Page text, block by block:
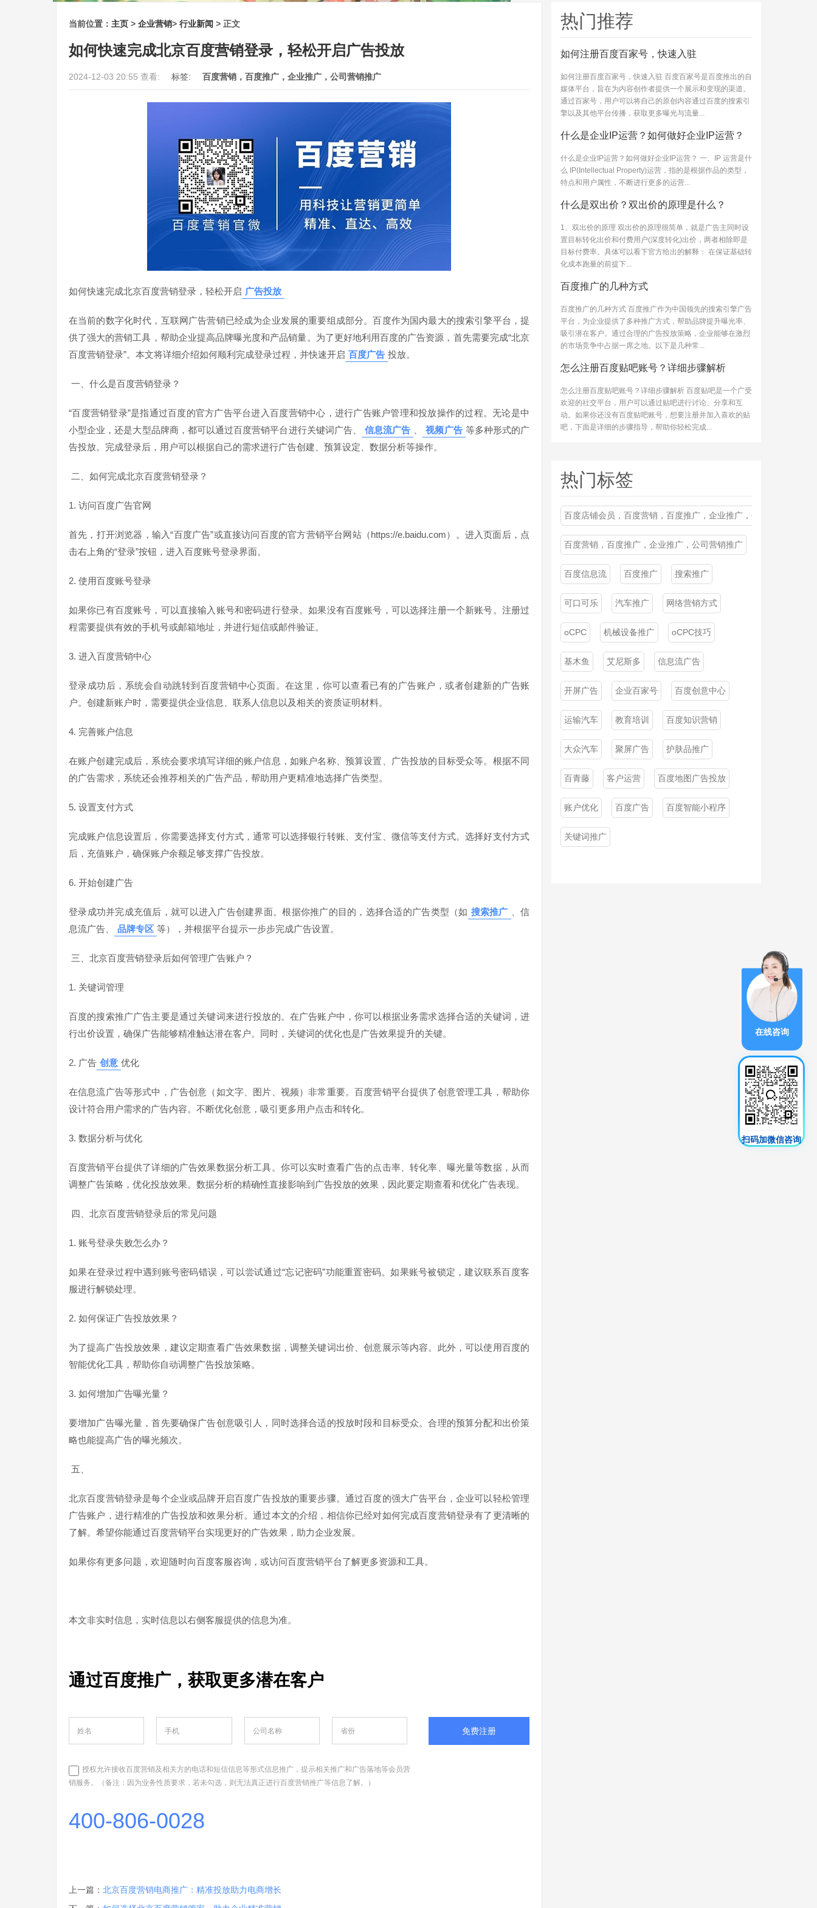
当前位置： 主页 > 企业营销> 行业新闻 > 正文
如何快速完成北京百度营销登录，轻松开启广告投放
2024-12-03 20:55 查看: 标签: 百度营销，百度推广，企业推广，公司营销推广
如何快速完成北京百度营销登录，轻松开启 广告投放
在当前的数字化时代，互联网广告营销已经成为企业发展的重要组成部分。百度作为国内最大的搜索引擎平台，提
供了强大的营销工具，帮助企业提高品牌曝光度和产品销量。为了更好地利用百度的广告资源，首先需要完成“北京
百度营销登录”。本文将详细介绍如何顺利完成登录过程，并快速开启 百度广告 投放。
一、什么是百度营销登录？
“百度营销登录”是指通过百度的官方广告平台进入百度营销中心，进行广告账户管理和投放操作的过程。无论是中
小型企业，还是大型品牌商，都可以通过百度营销平台进行关键词广告、
信息流广告 视频广告 等多种形式的广
告投放。完成登录后，用户可以根据自己的需求进行广告创建、预算设定、数据分析等操作。
二、如何完成北京百度营销登录？
1. 访问百度广告官网
首先，打开浏览器，输入“百度广告”或直接访问百度的官方营销平台网站（https://e.baidu.com）。进入页面后，点
击右上角的“登录”按钮，进入百度账号登录界面。
2. 使用百度账号登录
如果你已有百度账号，可以直接输入账号和密码进行登录。如果没有百度账号，可以选择注册一个新账号。注册过
程需要提供有效的手机号或邮箱地址，并进行短信或邮件验证。
3. 进入百度营销中心
登录成功后，系统会自动跳转到百度营销中心页面。在这里，你可以查看已有的广告账户，或者创建新的广告账
户。创建新账户时，需要提供企业信息、联系人信息以及相关的资质证明材料。
4. 完善账户信息
在账户创建完成后，系统会要求填写详细的账户信息，如账户名称、预算设置、广告投放的目标受众等。根据不同
的广告需求，系统还会推荐相关的广告产品，帮助用户更精准地选择广告类型。
5. 设置支付方式
完成账户信息设置后，你需要选择支付方式，通常可以选择银行转账、支付宝、微信等支付方式。选择好支付方式
后，充值账户，确保账户余额足够支撑广告投放。
6. 开始创建广告
登录成功并完成充值后，就可以进入广告创建界面。根据你推广的目的，选择合适的广告类型（如 搜索推广
、信
息流广告、
品牌专区 等），并根据平台提示一步步完成广告设置。
三、北京百度营销登录后如何管理广告账户？
1. 关键词管理
百度的搜索推广广告主要是通过关键词来进行投放的。在广告账户中，你可以根据业务需求选择合适的关键词，进
行出价设置，确保广告能够精准触达潜在客户。同时，关键词的优化也是广告效果提升的关键。
2. 广告 创意 优化
在信息流广告等形式中，广告创意（如文字、图片、视频）非常重要。百度营销平台提供了创意管理工具，帮助你
设计符合用户需求的广告内容。不断优化创意，吸引更多用户点击和转化。
3. 数据分析与优化
百度营销平台提供了详细的广告效果数据分析工具。你可以实时查看广告的点击率、转化率、曝光量等数据，从而
调整广告策略，优化投放效果。数据分析的精确性直接影响到广告投放的效果，因此要定期查看和优化广告表现。
四、北京百度营销登录后的常见问题
1. 账号登录失败怎么办？
如果在登录过程中遇到账号密码错误，可以尝试通过“忘记密码”功能重置密码。如果账号被锁定，建议联系百度客
服进行解锁处理。
2. 如何保证广告投放效果？
为了提高广告投放效果，建议定期查看广告效果数据，调整关键词出价、创意展示等内容。此外，可以使用百度的
智能优化工具，帮助你自动调整广告投放策略。
3. 如何增加广告曝光量？
要增加广告曝光量，首先要确保广告创意吸引人，同时选择合适的投放时段和目标受众。合理的预算分配和出价策
略也能提高广告的曝光频次。
五、
北京百度营销登录是每个企业或品牌开启百度广告投放的重要步骤。通过百度的强大广告平台，企业可以轻松管理
广告账户，进行精准的广告投放和效果分析。通过本文的介绍，相信你已经对如何完成百度营销登录有了更清晰的
了解。希望你能通过百度营销平台实现更好的广告效果，助力企业发展。
如果你有更多问题，欢迎随时向百度客服咨询，或访问百度营销平台了解更多资源和工具。
本文非实时信息，实时信息以右侧客服提供的信息为准。
通过百度推广，获取更多潜在客户
免费注册
授权允许接收百度营销及相关方的电话和短信信息等形式信息推广，提示相关推广和广告落地等会员营
销服务。（备注：因为业务性质要求，若未勾选，则无法真正进行百度营销推广等信息了解。）
400-806-0028
上一篇： 北京百度营销电商推广：精准投放助力电商增长
热门推荐
如何注册百度百家号，快速入驻
如何注册百度百家号，快速入驻 百度百家号是百度推出的自
媒体平台，旨在为内容创作者提供一个展示和变现的渠道。
通过百家号，用户可以将自己的原创内容通过百度的搜索引
擎以及其他平台传播，获取更多曝光与流量...
什么是企业IP运营？如何做好企业IP运营？
什么是企业IP运营？如何做好企业IP运营？ 一、IP 运营是什
么 IP(Intellectual Property)运营，指的是根据作品的类型，
特点和用户属性，不断进行更多的运营...
什么是双出价？双出价的原理是什么？
1、双出价的原理 双出价的原理很简单，就是广告主同时设
置目标转化出价和付费用户(深度转化)出价，两者相除即是
目标付费率。具体可以看下官方给出的解释： 在保证基础转
化成本跑量的前提下...
百度推广的几种方式
百度推广的几种方式 百度推广作为中国领先的搜索引擎广告
平台，为企业提供了多种推广方式，帮助品牌提升曝光率、
吸引潜在客户。通过合理的广告投放策略，企业能够在激烈
的市场竞争中占据一席之地。以下是几种常...
怎么注册百度贴吧账号？详细步骤解析
怎么注册百度贴吧账号？详细步骤解析 百度贴吧是一个广受
欢迎的社交平台，用户可以通过贴吧进行讨论、分享和互
动。如果你还没有百度贴吧账号，想要注册并加入喜欢的贴
吧，下面是详细的步骤指导，帮助你轻松完成...
热门标签
百度店铺会员，百度营销，百度推广，企业推广，公司营销推广
百度营销，百度推广，企业推广，公司营销推广
百度信息流 百度推广 搜索推广
可口可乐 汽车推广 网络营销方式
oCPC 机械设备推广 oCPC技巧
基木鱼 艾尼斯多 信息流广告
开屏广告 企业百家号 百度创意中心
运输汽车 教育培训 百度知识营销
大众汽车 聚屏广告 护肤品推广
百青藤 客户运营 百度地图广告投放
账户优化 百度广告 百度智能小程序
关键词推广
在线咨询
扫码加微信咨询